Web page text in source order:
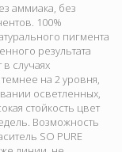
аммиака, без
100%
пигмента
результата
случаях
на 2 уровня,
осветленных,
стойкость цвет
Возможность
SO PURE